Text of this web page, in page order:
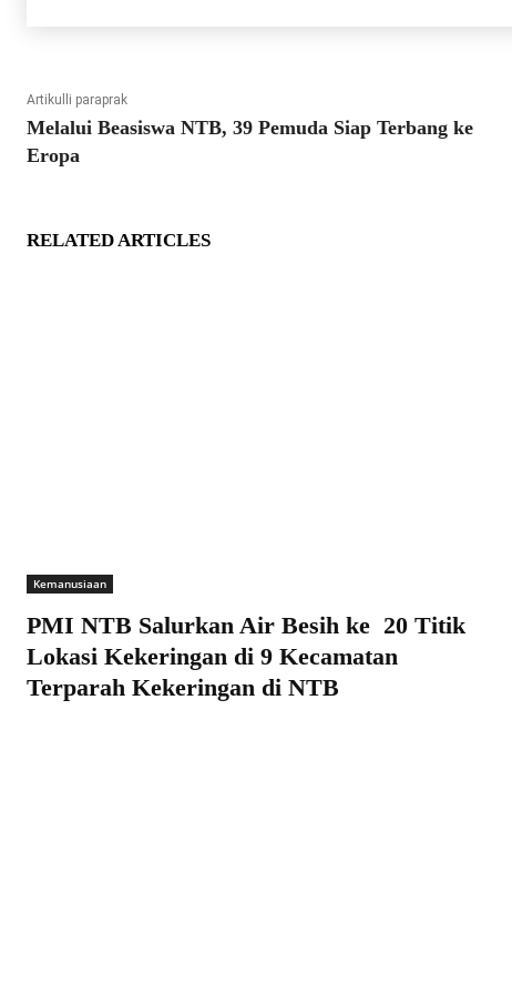
Artikulli paraprak
Melalui Beasiswa NTB, 39 Pemuda Siap Terbang ke
Eropa
RELATED ARTICLES
Kemanusiaan
PMI NTB Salurkan Air Besih ke 20 Titik
Lokasi Kekeringan di 9 Kecamatan
Terparah Kekeringan di NTB